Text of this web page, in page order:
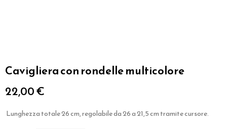
Cavigliera con rondelle multicolore
22,00 €
Lunghezza totale 26 cm, regolabile da 26 a 21,5 cm tramite cursore.